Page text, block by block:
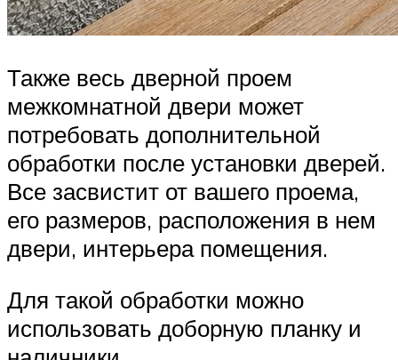
Также весь дверной проем
межкомнатной двери может
потребовать дополнительной
обработки после установки дверей.
Все засвистит от вашего проема,
его размеров, расположения в нем
двери, интерьера помещения.
Для такой обработки можно
использовать доборную планку и